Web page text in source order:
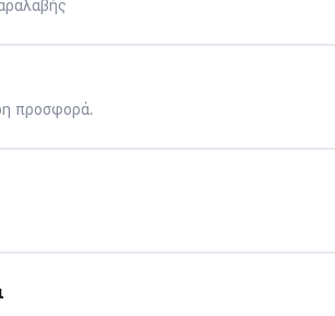
προσφορά.